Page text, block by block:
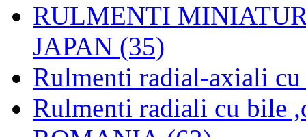
RULMENTI
JAPAN (35)
Rulmenti radial-axiali
Rulmenti radiali cu bile